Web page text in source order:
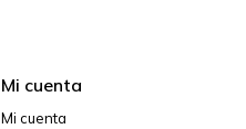
Mi cuenta
Mi cuenta